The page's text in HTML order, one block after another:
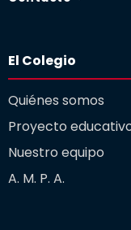
El Colegio
Quiénes somos
Proyecto
Nuestro equipo
A. M. P. A.